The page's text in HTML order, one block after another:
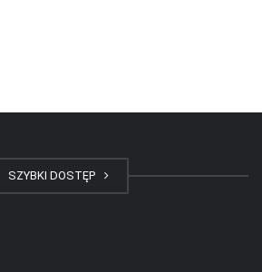
SZYBKI DOSTĘP